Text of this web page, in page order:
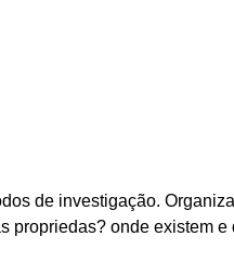
de investigação.
propriedas? onde existem e